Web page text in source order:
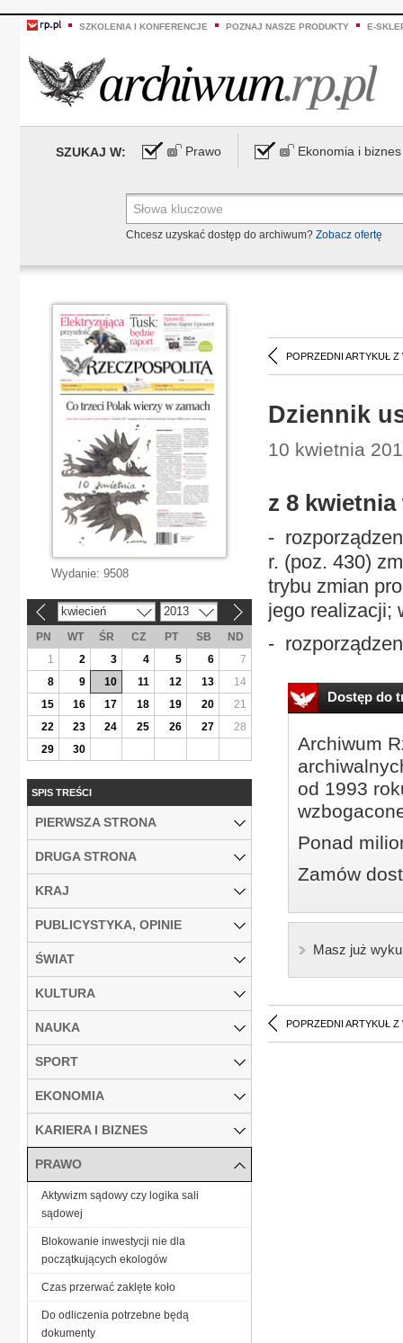
SZKOLENIA I KONFERENCJE POZNAJ NASZE PRODUKTY E-
SZUKAJ W: Prawo Ekonomia i biznes
Chcesz uzyskać dostęp do archiwum? Zobacz ofertę
POPRZEDNI ARTYKUŁ Z
Dziennik
10 kwietnia
z 8
-
r. (poz. 430)
trybu zmian
jego realizacji;
-
Dostęp do
Archiwum
od 1993
Ponad
Zamów
Masz już
POPRZEDNI ARTYKUŁ Z
Wydanie: 9508
kwiecień 2013
PN WT ŚR CZ PT SB
ND
1
2 3 4 5 6
7
8
9 10 11 12 13
14
15
16 17 18 19 20
21
22
23 24 25 26 27
28
29
30
SPIS TREŚCI
PIERWSZA STRONA
DRUGA STRONA
KRAJ
PUBLICYSTYKA, OPINIE
ŚWIAT
KULTURA
NAUKA
SPORT
EKONOMIA
KARIERA I BIZNES
PRAWO
Aktywizm sądowy czy logika sali
sądowej
Blokowanie inwestycji nie dla
początkujących ekologów
Czas przerwać zaklęte koło
Do odliczenia potrzebne będą
dokumenty